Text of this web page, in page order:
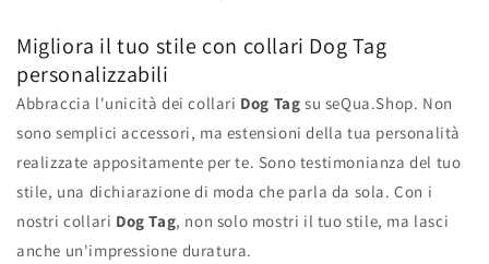
Migliora il tuo stile con collari Dog Tag
personalizzabili
Abbraccia l'unicità dei collari Dog Tag su seQua.Shop. Non
sono semplici accessori, ma estensioni della tua personalità
realizzate appositamente per te. Sono testimonianza del tuo
stile, una dichiarazione di moda che parla da sola. Con i
nostri collari Dog Tag, non solo mostri il tuo stile, ma lasci
anche un'impressione duratura.